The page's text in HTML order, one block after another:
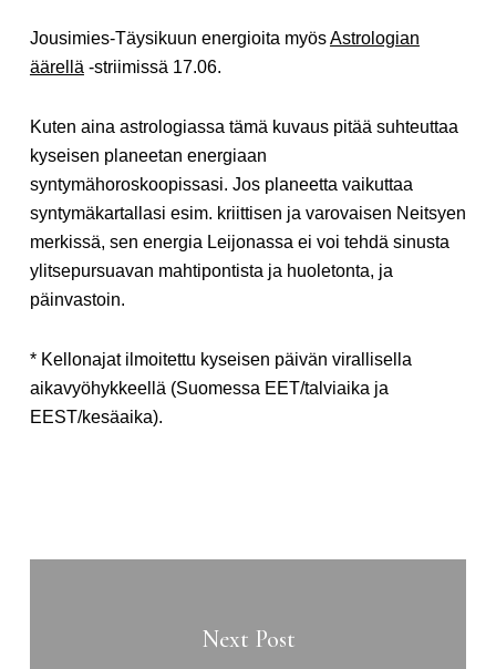
Jousimies-Täysikuun energioita myösAstrologian
äärellä -striimissä 17.06.
Kuten aina astrologiassa tämä kuvaus pitää suhteuttaa
kyseisen planeetan energiaan
syntymähoroskoopissasi. Jos planeetta vaikuttaa
syntymäkartallasi esim. kriittisen ja varovaisen Neitsyen
merkissä, sen energia Leijonassa ei voi tehdä sinusta
ylitsepursuavan mahtipontista ja huoletonta, ja
päinvastoin.
* Kellonajat ilmoitettu kyseisen päivän virallisella
aikavyöhykkeellä (Suomessa EET/talviaika ja
EEST/kesäaika).
Next Post